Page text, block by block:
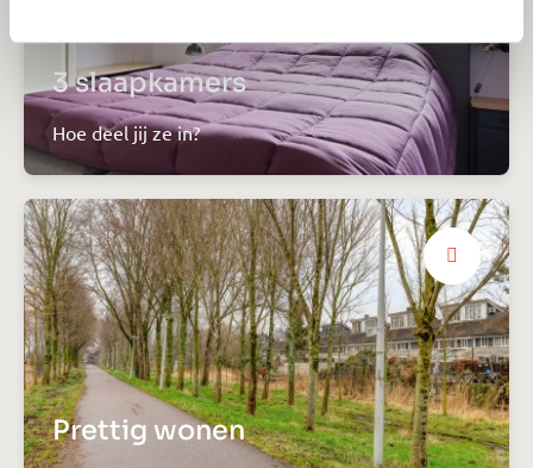
3 slaapkamers
Hoe deel jij ze in?
Prettig wonen